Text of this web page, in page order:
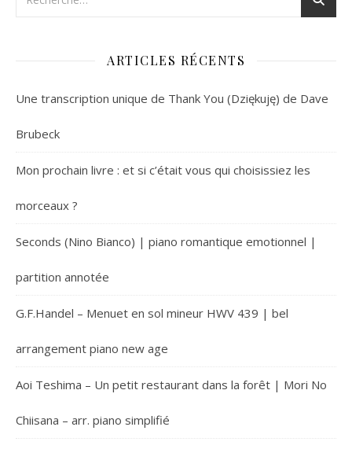
ARTICLES RÉCENTS
Une transcription unique de Thank You (Dziękuję) de Dave
Brubeck
Mon prochain livre : et si c’était vous qui choisissiez les
morceaux ?
Seconds (Nino Bianco) | piano romantique emotionnel |
partition annotée
G.F.Handel – Menuet en sol mineur HWV 439 | bel
arrangement piano new age
Aoi Teshima – Un petit restaurant dans la forêt | Mori No
Chiisana – arr. piano simplifié